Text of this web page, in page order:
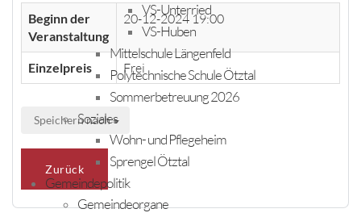
VS-Unterried
VS-Huben
Mittelschule Längenfeld
Polytechnische Schule Ötztal
Sommerbetreuung 2026
Soziales
Wohn- und Pflegeheim
Sprengel Ötztal
Gemeindepolitik
Gemeindeorgane
Beginn der
Veranstaltung
20-12-2024 19:00
Einzelpreis Frei
Speichern nach
Zurück